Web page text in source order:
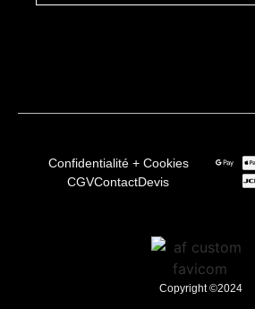
Confidentialité + Cookies
CGVContactDevis
Copyright ©2024